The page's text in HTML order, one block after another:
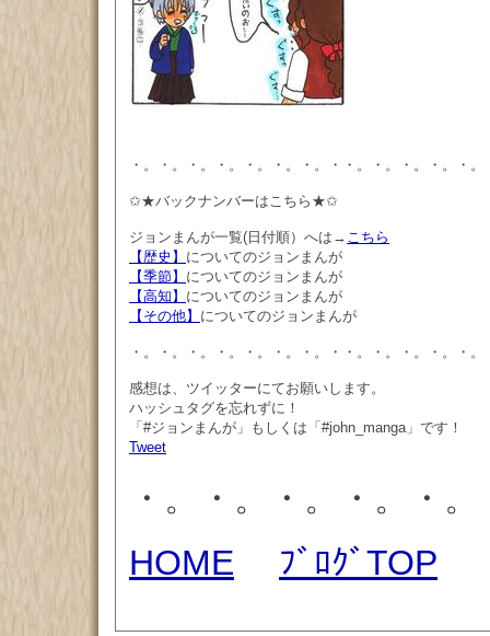
・。・。・。・。・。・。・。・・。・。・。・。・
✩★バックナンバーはこちら★✩
ジョンまんが一覧(日付順）へは→ こちら
【歴史】 についてのジョンまんが
【季節】 についてのジョンまんが
【高知】 についてのジョンまんが
【その他】 についてのジョンまんが
・。・。・。・。・。・。・。・・。・。・。・。・
感想は、ツイッターにてお願いします。
ハッシュタグを忘れずに！
「#ジョンまんが」もしくは「#john_manga」です！
Tweet
・。・。・。・。・
HOME
ﾌﾞﾛｸﾞTOP